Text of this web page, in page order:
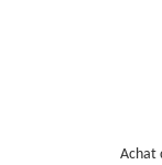
Achat